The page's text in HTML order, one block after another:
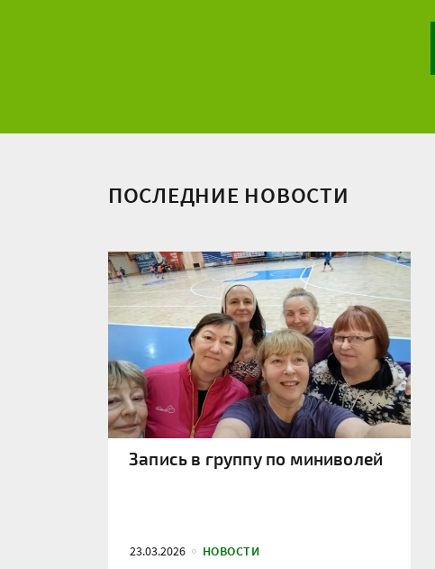
ПОСЛЕДНИЕ НОВОСТИ
Запись в группу по миниволей
23.03.2026 НОВОСТИ